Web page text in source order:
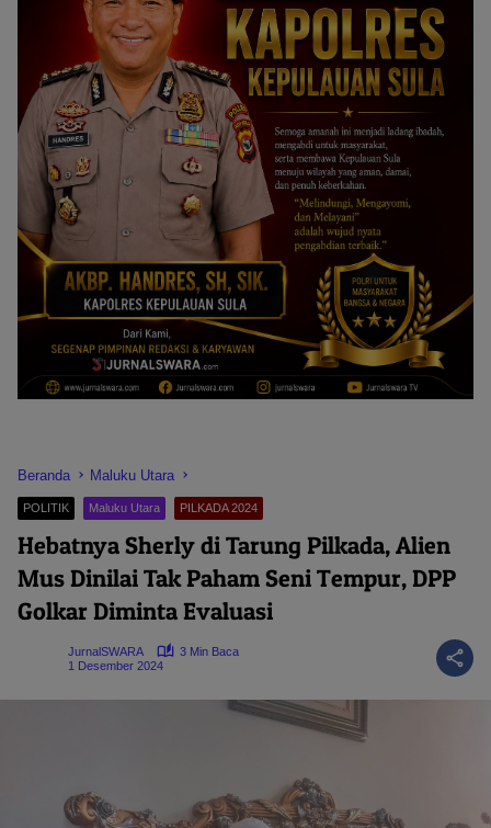
Beranda Maluku Utara
POLITIK Maluku Utara PILKADA 2024
Hebatnya Sherly di Tarung Pilkada, Alien
Mus Dinilai Tak Paham Seni Tempur, DPP
Golkar Diminta Evaluasi
JurnalSWARA
3 Min Baca
1 Desember 2024